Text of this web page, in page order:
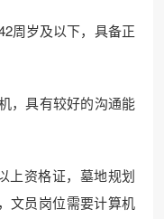
周岁及以下，具备正
，具有较好的沟通能
上资格证，墓地规划
文员岗位需要计算机